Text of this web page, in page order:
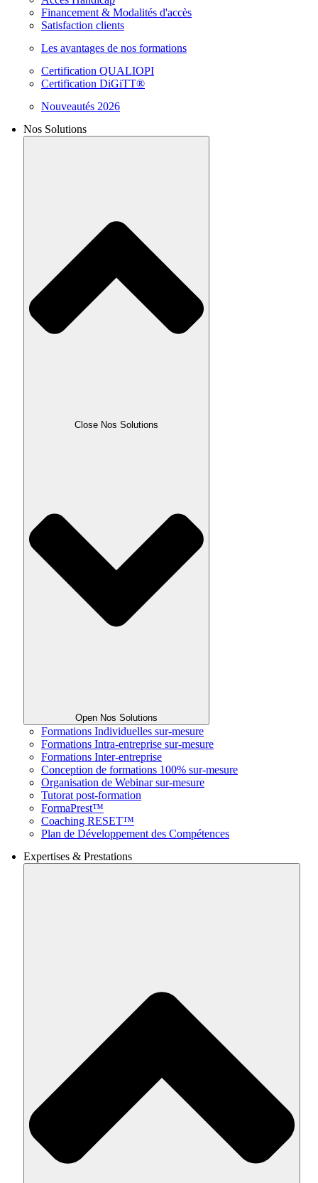
Financement & Modalités d'accès
Satisfaction clients
Les avantages de nos formations
Certification QUALIOPI
Certification DiGiTT®
Nouveautés 2026
Nos Solutions
Close Nos Solutions
Open Nos Solutions
Formations Individuelles sur-mesure
Formations Intra-entreprise sur-mesure
Formations Inter-entreprise
Conception de formations 100% sur-mesure
Organisation de Webinar sur-mesure
Tutorat post-formation
FormaPrest™
Coaching RESET™
Plan de Développement des Compétences
Expertises & Prestations